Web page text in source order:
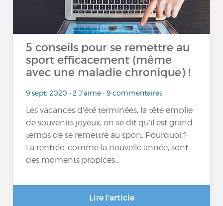
5 conseils pour se remettre au
sport efficacement (même
avec une maladie chronique) !
9 sept. 2020 • 2 J'aime • 9 commentaires
Les vacances d’été terminées, la tête emplie
de souvenirs joyeux, on se dit qu’il est grand
temps de se remettre au sport. Pourquoi ?
La rentrée, comme la nouvelle année, sont
des moments propices...
Lire l'article